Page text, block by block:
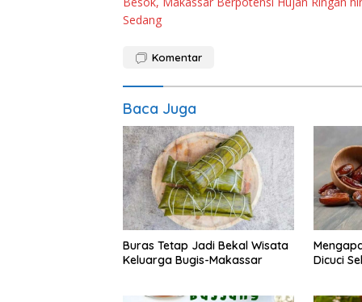
pos
Sedang
Komentar
Baca Juga
Buras Tetap Jadi Bekal Wisata
Keluarga Bugis-Makassar
Dicuci